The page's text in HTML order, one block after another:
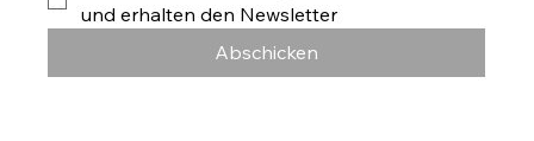
und erhalten den Newsletter
Abschicken